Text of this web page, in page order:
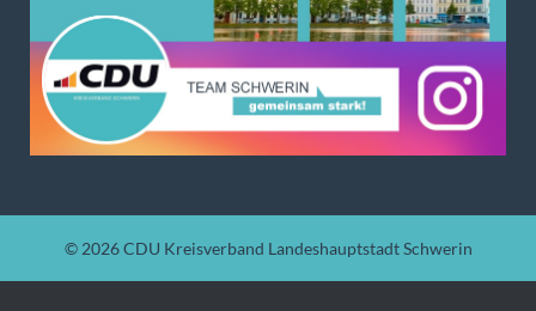
© 2026CDU Kreisverband Landeshauptstadt Schwerin